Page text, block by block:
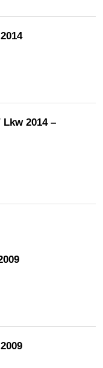
2014 –